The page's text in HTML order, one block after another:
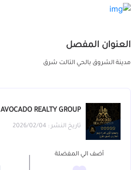
العنوان المفصل
مدينة الشروق بالحي التالت شرق
AVOCADO REALTY GROUP
تاريخ النشر : 2026/02/04
أضف الي المفضلة